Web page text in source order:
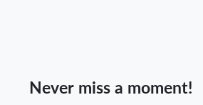
Never miss a moment!